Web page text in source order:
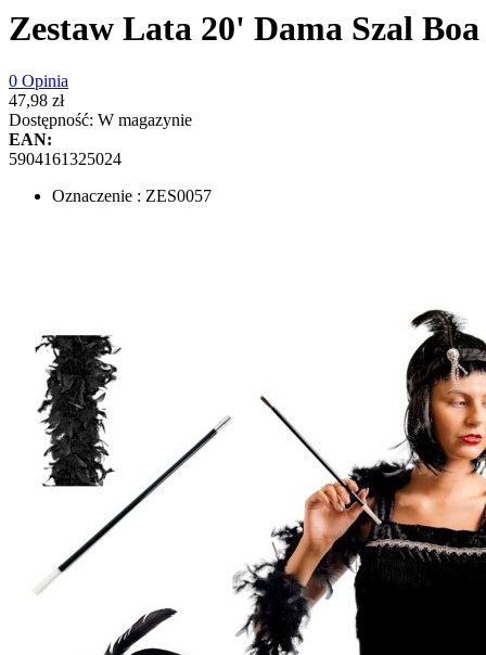
Zestaw Lata 20' Dama Szal
0 Opinia
47,98 zł
Dostępność: W magazynie
EAN:
5904161325024
Oznaczenie : ZES0057